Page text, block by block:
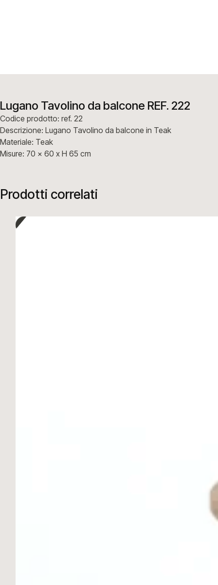
Lugano Tavolino da balcone REF. 222
Codice prodotto: ref. 22
Descrizione: Lugano Tavolino da balcone in Teak
Materiale: Teak
Misure: 70 x 60 x H 65 cm
Prodotti correlati